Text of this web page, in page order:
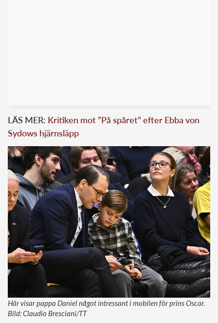
LÄS MER: Kritiken mot ”På spåret” efter Ebba von
Sydows hjärnsläpp
Här visar pappa Daniel något intressant i mobilen för prins Oscar.
Bild: Claudio Bresciani/TT